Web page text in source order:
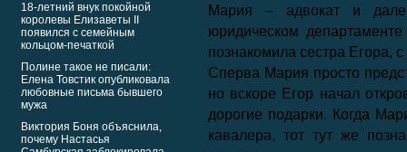
18-летний внук покойной
королевы Елизаветы II
появился с семейным
кольцом-печаткой
Полине такое не писали:
Елена Товстик опубликовала
любовные письма бывшего
мужа
Виктория Боня объяснила,
почему Настасья
Мария – адвокат и
юридическом
познакомила сестра Егора,
Сперва Мария просто
но вскоре Егор начал
дорогие подарки. Когда
кавалера, тот тут же